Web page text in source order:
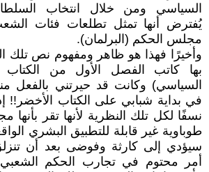
السياسي ومن خلال انتخاب
يُفترض أنها تمثل تطلعات فئات
مجلس الحكم (البرلمان).
وأخيرًا فهذا هو ظاهر ومفهوم نص تلك
بها كاتب الفصل الأول من الكتاب
السياسي) وكانت قد حيرتني بالفعل
في بداية شبابي على الكتاب الأخضر!!
نسفًا لكل تلك النظرية لأنها تقر بأنها
طوباوية غير قابلة للتطبيق البشري
سيؤدي إلى كارثة وفوضى بعد أن
أمر محتوم في تجارب الحكم